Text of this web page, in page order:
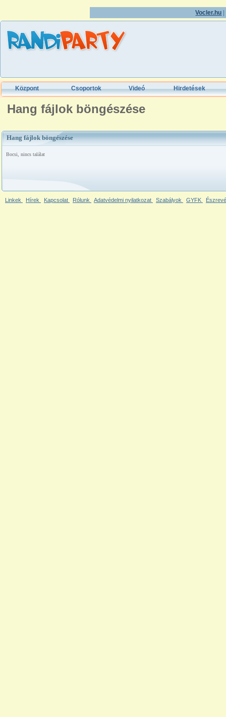
Vocler.hu
Központ Csoportok Videó Hirdetések
Hang fájlok böngészése
Hang fájlok böngészése
Bocsi, nincs találat
Linkek Hírek Kapcsolat Rólunk Adatvédelmi nyilatkozat Szabályok GYFK